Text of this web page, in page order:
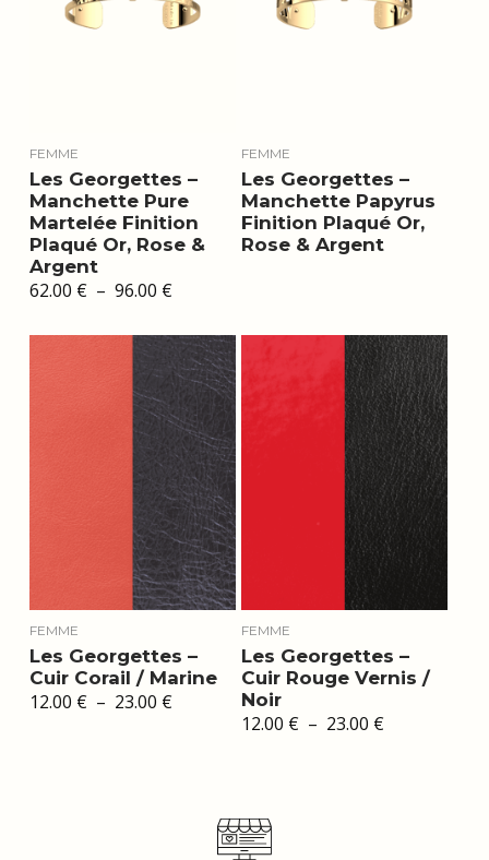
FEMME
Les Georgettes –
Manchette Pure
Martelée Finition
Plaqué Or, Rose &
Argent
62.00 € – 96.00 €Plage
de
62.00 €
à
96.00 €
FEMME
Les Georgettes –
Manchette Papyrus
Finition Plaqué Or,
Rose & Argent
FEMME
Les Georgettes –
Cuir Corail / Marine
12.00 € – 23.00 €Plage
FEMME
Les Georgettes –
Cuir Rouge Vernis /
Noir
12.00 € – 23.00 €